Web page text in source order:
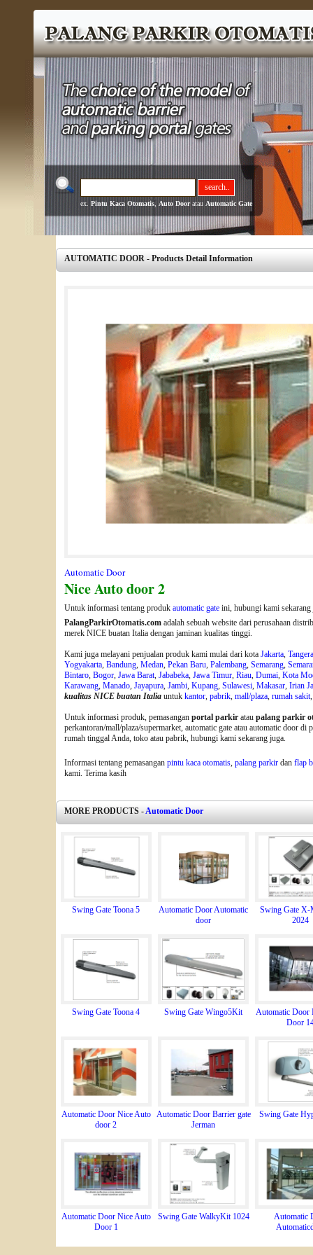
ex. Pintu Kaca Otomatis, Auto Dooratau Automatic Gate
AUTOMATIC DOOR - Products Detail Information
Automatic Door
Nice Auto door 2
Untuk informasi tentang produk automatic gateini, hubungi kami sekarang
PalangParkirOtomatis.com adalah sebuah website dari perusahaan
merek NICE buatan Italia dengan jaminan kualitas tinggi.
Kami juga melayani penjualan produk kami mulai dari kota Jakarta,
Yogyakarta, Bandung, Medan, Pekan Baru, Palembang, Semarang,
Bintaro, Bogor, Jawa Barat, Jababeka, Jawa Timur, Riau, Dumai, Kota
Karawang, Manado, Jayapura, Jambi, Kupang, Sulawesi, Makasar, Irian
kualitas NICE buatan Italia untuk kantor, pabrik, mall/plaza, rumah sakit
Untuk informasi produk, pemasangan portal parkiratau palang parkir
perkantoran/mall/plaza/supermarket, automatic gate atau automatic door di
rumah tinggal Anda, toko atau pabrik, hubungi kami sekarang juga.
Informasi tentang pemasangan pintu kaca otomatis, palang parkirdan flap
kami. Terima kasih
MORE PRODUCTS -Automatic Door
Swing Gate Toona 5
Automatic Door Automatic
door
Swing Gate
2024
Swing Gate Toona 4 Swing Gate Wingo5Kit
Automatic Door
Door
Automatic Door Nice Auto
door 2
Automatic Door Barrier gate
Jerman
Swing Gate
Automatic Door Nice Auto
Door 1
Swing Gate WalkyKit 1024
Automatic